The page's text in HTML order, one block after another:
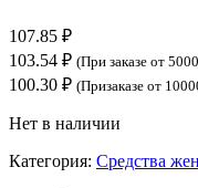
107.85 ₽
103.54 ₽ (При заказе от
100.30 ₽ (Призаказе от
Нет в наличии
Категория: Средства